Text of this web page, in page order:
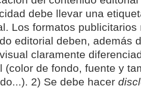
debe llevar una
Los formatos
editorial deben, además
claramente
(color de fondo, fuente y
2) Se debe hacer